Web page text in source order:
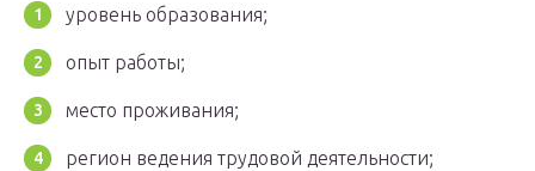
уровень образования;
опыт работы;
место проживания;
регион ведения трудовой деятельности;